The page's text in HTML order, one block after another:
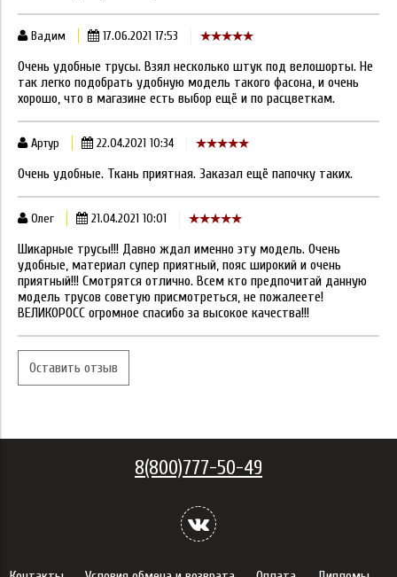
Вадим 17.06.2021 17:53
Очень удобные трусы. Взял несколько штук под велошорты. Не
так легко подобрать удобную модель такого фасона, и очень
хорошо, что в магазине есть выбор ещё и по расцветкам.
Артур 22.04.2021 10:34
Очень удобные. Ткань приятная. Заказал ещё папочку таких.
Олег 21.04.2021 10:01
Шикарные трусы!!! Давно ждал именно эту модель. Очень
удобные, материал супер приятный, пояс широкий и очень
приятный!!! Смотрятся отлично. Всем кто предпочитай данную
модель трусов советую присмотреться, не пожалеете!
ВЕЛИКОРОСС огромное спасибо за высокое качества!!!
Оставить отзыв
8(800)777-50-49